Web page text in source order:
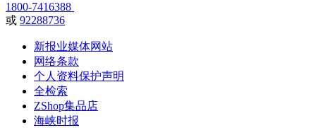
1800-7416388
或 92288736
新报业媒体网站
网络条款
个人资料保护声明
全检索
ZShop集品店
海峡时报